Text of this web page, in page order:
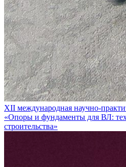
XII международная научно-
«Опоры и фундаменты для ВЛ:
строительства»